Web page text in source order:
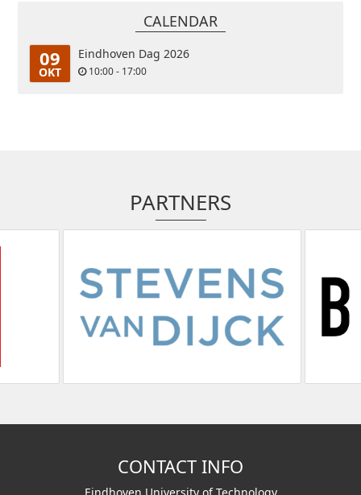
CALENDAR
09
OKT
Eindhoven Dag 2026
10:00 - 17:00
PARTNERS
CONTACT INFO